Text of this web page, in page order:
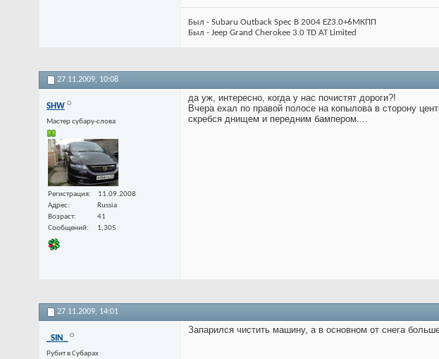
Был - Subaru Outback Spec B 2004 EZ3.0+6МКПП
Был - Jeep Grand Cherokee 3.0 TD AT Limited
27.11.2009, 10:08
SHW
Мастер субару-слова
Регистрация
11.09.2008
Адрес
Russia
Возраст
41
Сообщений
1,305
да уж, интересно, когда у нас почистят дороги?!
Вчера ехал по правой полосе на копылова в сторону
скребся днищем и передним бампером....
27.11.2009, 14:01
_SIN_
Рубит в Субарах
Запарился чистить машину, а в основном от снега